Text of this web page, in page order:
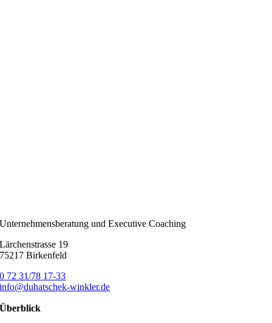
Unternehmensberatung und Executive Coaching
Lärchenstrasse 19
75217 Birkenfeld
0 72 31/78 17-33
info@duhatschek-winkler.de
Überblick